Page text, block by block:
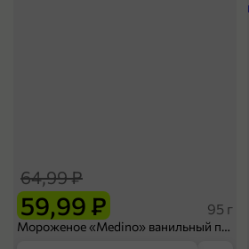
59,99 ₽
64,99 ₽
95 г
Мороженое «Medino» ванильный пломбир в рожке, 95 г